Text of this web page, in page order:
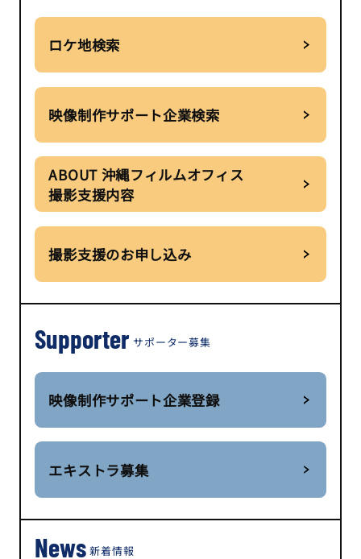
ロケ地検索
映像制作サポート企業検索
ABOUT 沖縄フィルムオフィス
撮影支援内容
撮影支援のお申し込み
Supporter サポーター募集
映像制作サポート企業登録
エキストラ募集
News 新着情報